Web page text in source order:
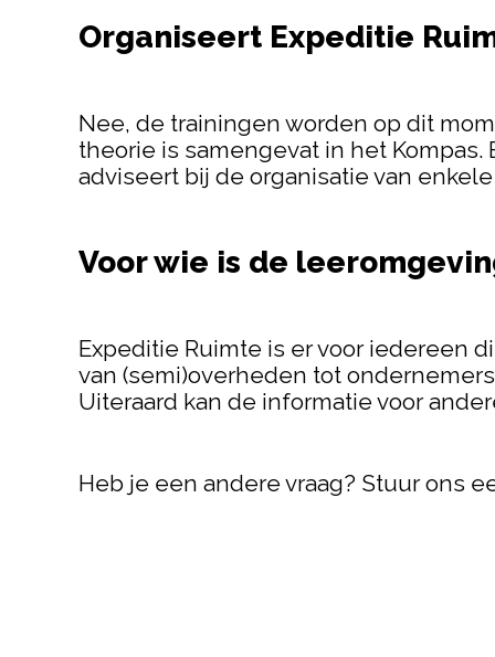
Organiseert Expeditie
Nee, de trainingen worden op dit
theorie is samengevat in het
adviseert bij de organisatie van
Voor wie is de
Expeditie Ruimte is er voor iedereen
van (semi)overheden tot
Uiteraard kan de informatie voor
Heb je een andere vraag? Stuur ons